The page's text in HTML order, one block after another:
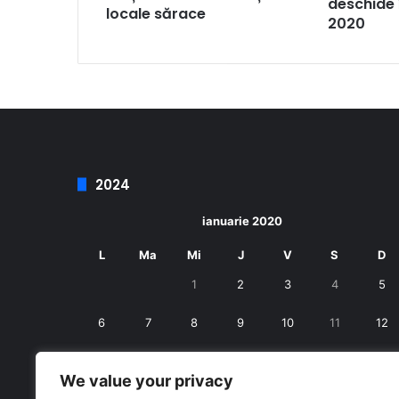
We value your privacy
locale sărace
2020
2024
ianuarie 2020
L Ma Mi J V S D
1 2 3 4 5
6 7 8 9 10 11 12